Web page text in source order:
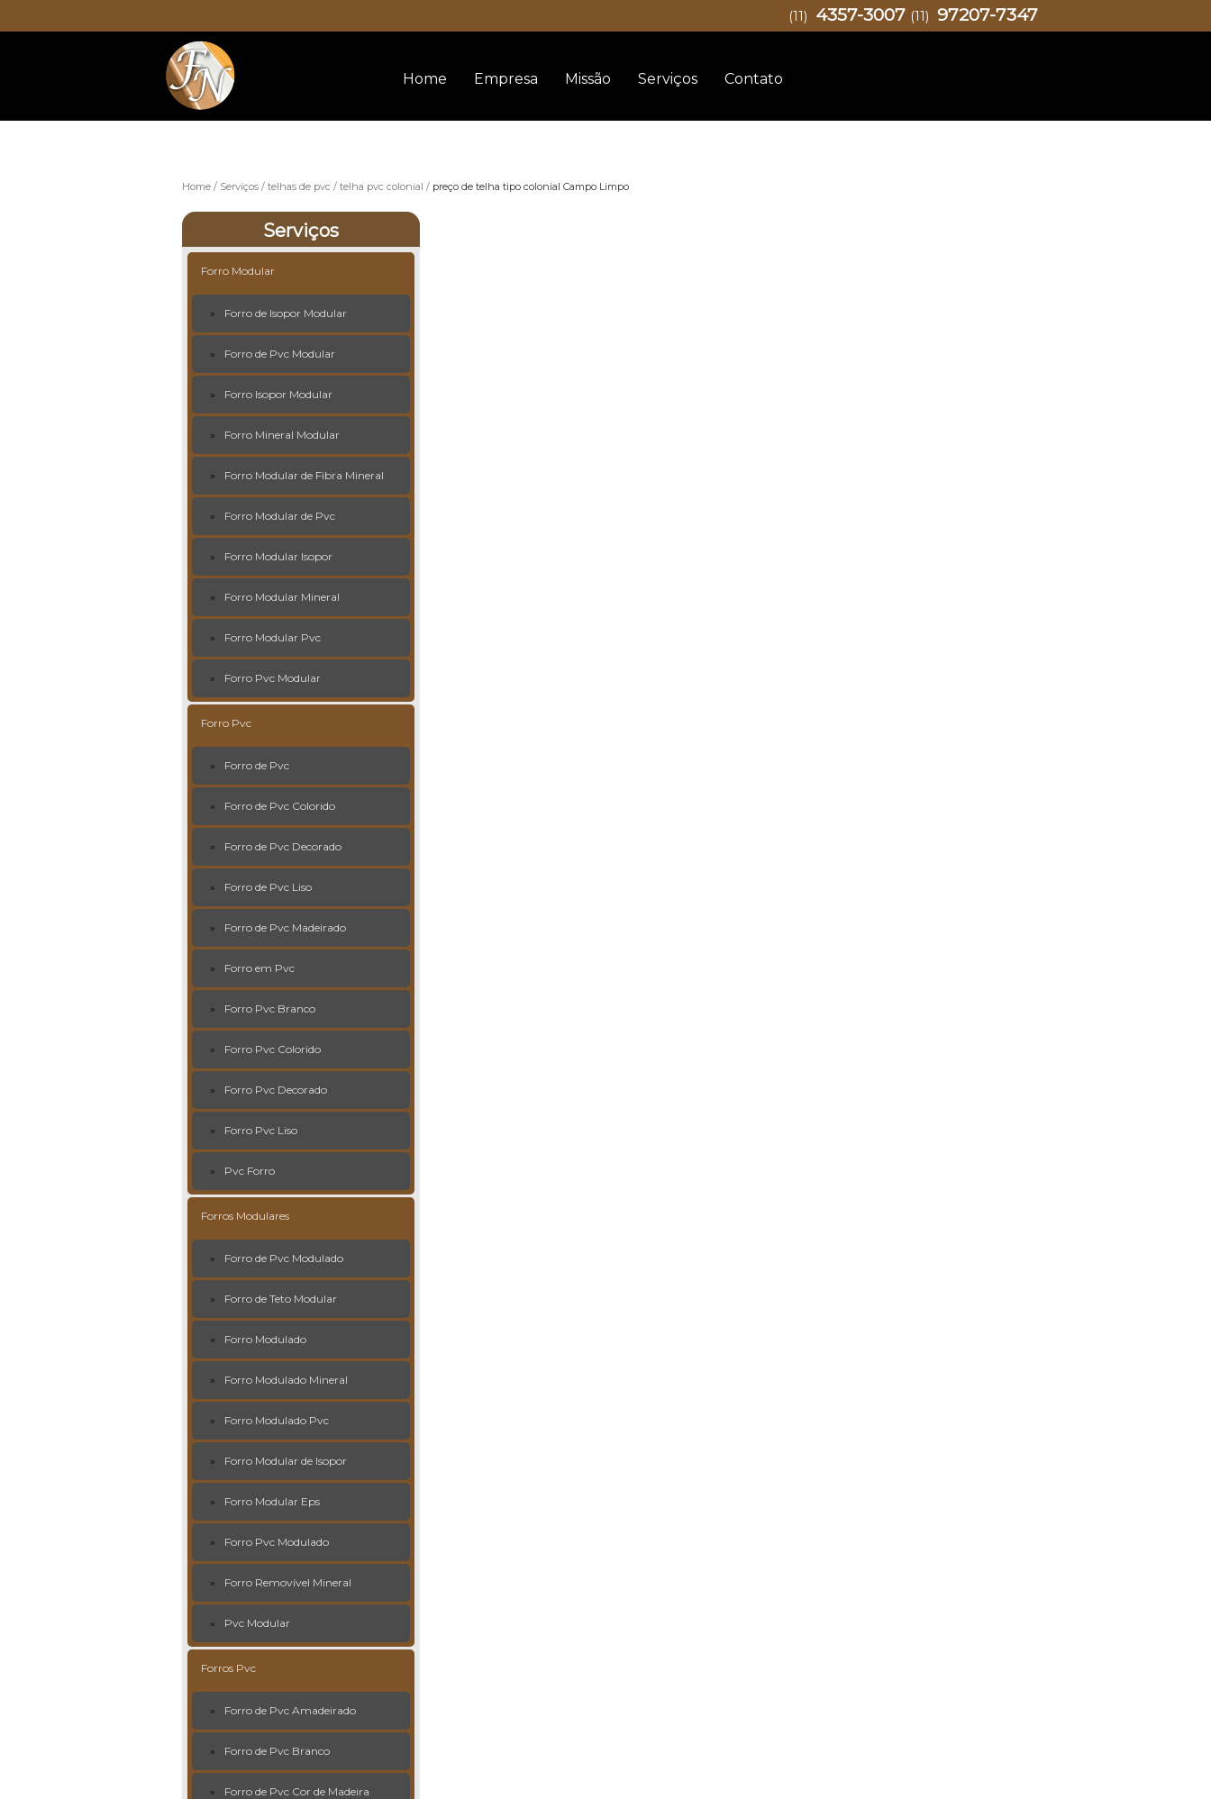
Home Empresa Missão Serviços Contato
(11) 4357-3007 (11) 97207-7347
Home Serviços telhas de pvc telha pvc colonial preço de telha tipo colonial Campo Limpo
Serviços
Forro Modular
Forro de Isopor Modular
Forro de Pvc Modular
Forro Isopor Modular
Forro Mineral Modular
Forro Modular de Fibra Mineral
Forro Modular de Pvc
Forro Modular Isopor
Forro Modular Mineral
Forro Modular Pvc
Forro Pvc Modular
Forro Pvc
Forro de Pvc
Forro de Pvc Colorido
Forro de Pvc Decorado
Forro de Pvc Liso
Forro de Pvc Madeirado
Forro em Pvc
Forro Pvc Branco
Forro Pvc Colorido
Forro Pvc Decorado
Forro Pvc Liso
Pvc Forro
Forros Modulares
Forro de Pvc Modulado
Forro de Teto Modular
Forro Modulado
Forro Modulado Mineral
Forro Modulado Pvc
Forro Modular de Isopor
Forro Modular Eps
Forro Pvc Modulado
Forro Removível Mineral
Pvc Modular
Forros Pvc
Forro de Pvc Amadeirado
Forro de Pvc Branco
Forro de Pvc Cor de Madeira